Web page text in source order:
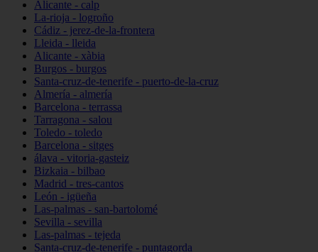
Alicante - calp
La-rioja - logroño
Cádiz - jerez-de-la-frontera
Lleida - lleida
Alicante - xàbia
Burgos - burgos
Santa-cruz-de-tenerife - puerto-de-la-cruz
Almería - almería
Barcelona - terrassa
Tarragona - salou
Toledo - toledo
Barcelona - sitges
álava - vitoria-gasteiz
Bizkaia - bilbao
Madrid - tres-cantos
León - igüeña
Las-palmas - san-bartolomé
Sevilla - sevilla
Las-palmas - tejeda
Santa-cruz-de-tenerife - puntagorda